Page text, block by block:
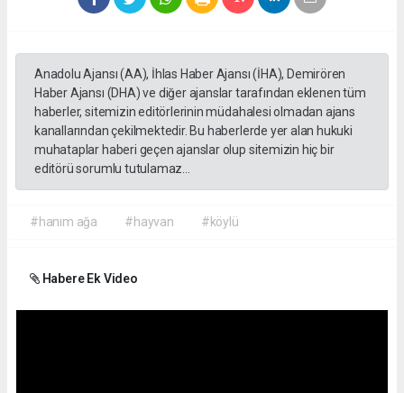
Anadolu Ajansı (AA), İhlas Haber Ajansı (İHA), Demirören
Haber Ajansı (DHA) ve diğer ajanslar tarafından eklenen tüm
haberler, sitemizin editörlerinin müdahalesi olmadan ajans
kanallarından çekilmektedir. Bu haberlerde yer alan hukuki
muhataplar haberi geçen ajanslar olup sitemizin hiç bir
editörü sorumlu tutulamaz...
#hanım ağa #hayvan #köylü
Habere Ek Video